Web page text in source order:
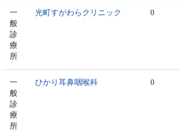
一
般
診
療
所
光町すがわらクリニック 0
一
般
診
療
所
ひかり耳鼻咽喉科 0